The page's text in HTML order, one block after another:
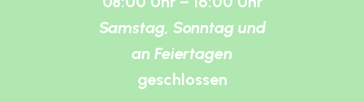
Samstag, Sonntag und
an Feiertagen
geschlossen